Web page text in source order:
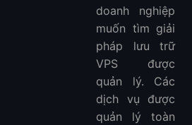
doanh nghiệp
muốn tìm giải
pháp lưu trữ
VPS được
quản lý. Các
dịch vụ được
quản lý toàn